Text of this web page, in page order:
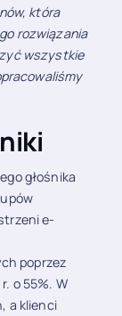
która
rozwiązania
wszystkie
głośnika
e-
poprzez
o 55%. W
a klienci